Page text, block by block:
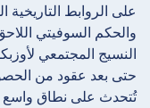
على الروابط التاريخية
والحكم السوفيتي
النسيج المجتمعي
حتى بعد عقود من
تُتحدث على نطاق واسع